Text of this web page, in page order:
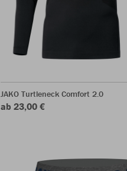
JAKO Turtleneck Comfort 2.0
ab 23,00 €